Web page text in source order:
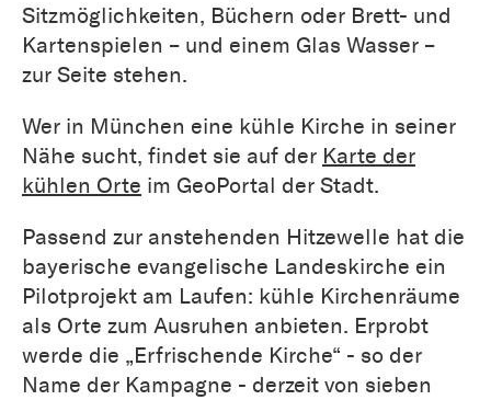
Sitzmöglichkeiten, Büchern oder Brett- und
Kartenspielen – und einem Glas Wasser –
zur Seite stehen.
Wer in München eine kühle Kirche in seiner
Nähe sucht, findet sie auf der Karte der
kühlen Orte im GeoPortal der Stadt.
Passend zur anstehenden Hitzewelle hat die
bayerische evangelische Landeskirche ein
Pilotprojekt am Laufen: kühle Kirchenräume
als Orte zum Ausruhen anbieten. Erprobt
werde die „Erfrischende Kirche“ - so der
Name der Kampagne - derzeit von sieben